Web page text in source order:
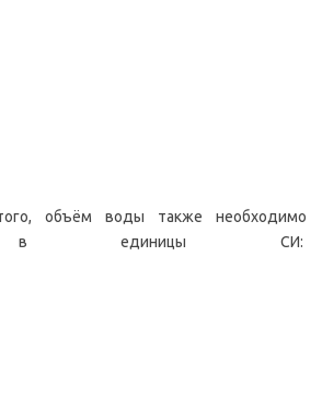
объём воды также необходимо
СИ: